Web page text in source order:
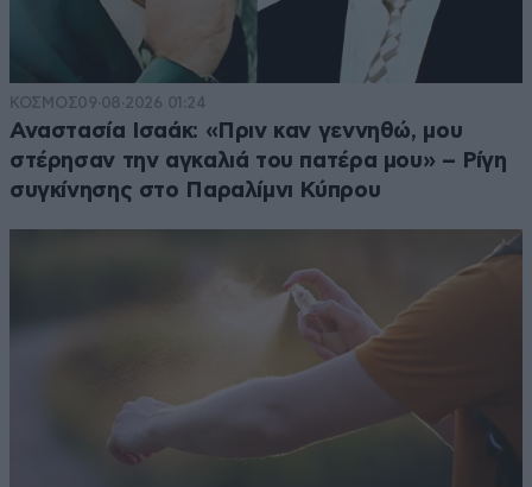
ΚΟΣΜΟΣ09·08·2026 01:24
Αναστασία Ισαάκ: «Πριν καν γεννηθώ, μου
στέρησαν την αγκαλιά του πατέρα μου» – Ρίγη
συγκίνησης στο Παραλίμνι Κύπρου